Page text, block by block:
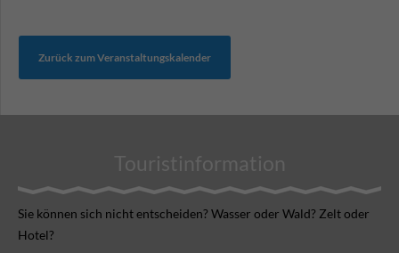
Zurück zum Veranstaltungskalender
Touristinformation
Sie können sich nicht ent­scheiden? Wasser oder Wald? Zelt oder
Hotel?